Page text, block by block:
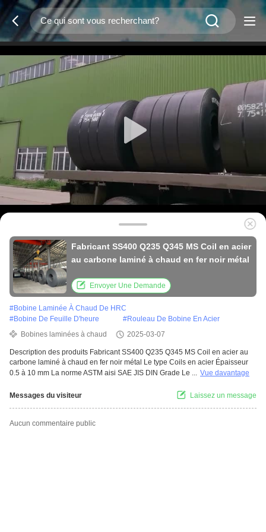
Fabricant SS400 Q235 Q345 MS Coil en acier
au carbone laminé à chaud en fer noir métal
Envoyer Une Demande
#Bobine Laminée À Chaud De HRC
#Bobine De Feuille D'heure #Rouleau De Bobine En Acier
Bobines laminées à chaud
2025-03-07
Description des produits Fabricant SS400 Q235 Q345 MS Coil en acier au
carbone laminé à chaud en fer noir métal Le type Coils en acier Épaisseur
0.5 à 10 mm La norme ASTM aisi SAE JIS DIN Grade Le ... Vue davantage
Messages du visiteur Laissez un message
Aucun commentaire public